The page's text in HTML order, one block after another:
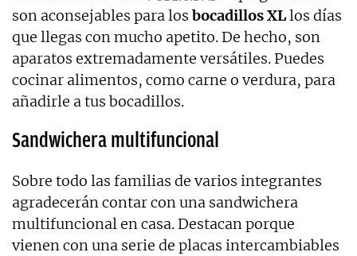
son aconsejables para los bocadillos XLlos días
que llegas con mucho apetito. De hecho, son
aparatos extremadamente versátiles. Puedes
cocinar alimentos, como carne o verdura, para
añadirle a tus bocadillos.
Sandwichera multifuncional
Sobre todo las familias de varios integrantes
agradecerán contar con una sandwichera
multifuncional en casa. Destacan porque
vienen con una serie de placas intercambiables